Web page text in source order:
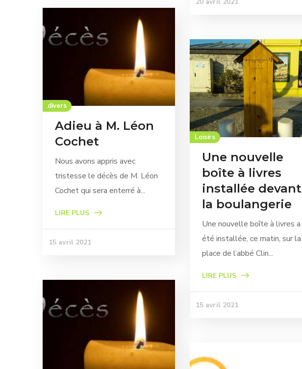
divers
Adieu à M. Léon
Cochet
Nous avons appris avec
tristesse le décès de M. Léon
Cochet qui sera enterré à...
LIRE PLUS
15 avril 2021
Loisirs
Une nouvelle
boîte à livres
installée devant
la boulangerie
Une nouvelle boîte à livres a
été installée, ce matin, sur la
place de l’abbé Clin...
LIRE PLUS
15 avril 2021